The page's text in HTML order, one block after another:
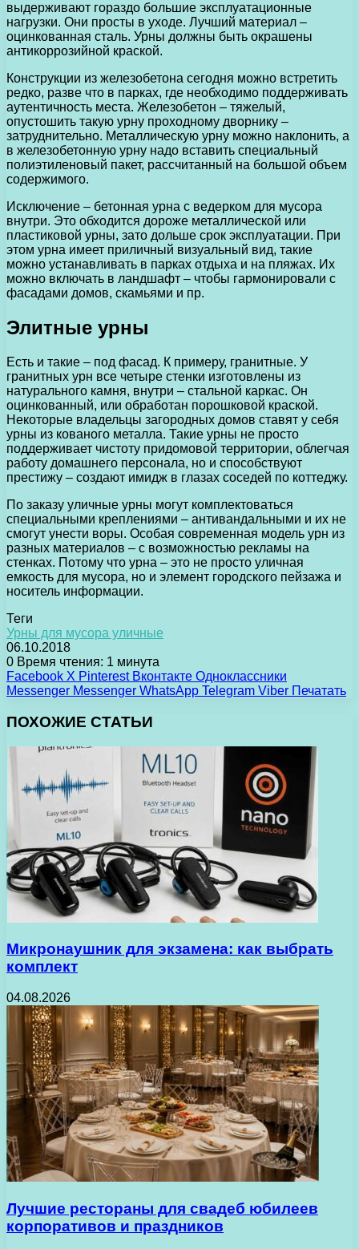
выдерживают гораздо большие эксплуатационные
нагрузки. Они просты в уходе. Лучший материал –
оцинкованная сталь. Урны должны быть окрашены
антикоррозийной краской.
Конструкции из железобетона сегодня можно встретить
редко, разве что в парках, где необходимо поддерживать
аутентичность места. Железобетон – тяжелый,
опустошить такую урну проходному дворнику –
затруднительно. Металлическую урну можно наклонить, а
в железобетонную урну надо вставить специальный
полиэтиленовый пакет, рассчитанный на большой объем
содержимого.
Исключение – бетонная урна с ведерком для мусора
внутри. Это обходится дороже металлической или
пластиковой урны, зато дольше срок эксплуатации. При
этом урна имеет приличный визуальный вид, такие
можно устанавливать в парках отдыха и на пляжах. Их
можно включать в ландшафт – чтобы гармонировали с
фасадами домов, скамьями и пр.
Элитные урны
Есть и такие – под фасад. К примеру, гранитные. У
гранитных урн все четыре стенки изготовлены из
натурального камня, внутри – стальной каркас. Он
оцинкованный, или обработан порошковой краской.
Некоторые владельцы загородных домов ставят у себя
урны из кованого металла. Такие урны не просто
поддерживает чистоту придомовой территории, облегчая
работу домашнего персонала, но и способствуют
престижу – создают имидж в глазах соседей по коттеджу.
По заказу уличные урны могут комплектоваться
специальными креплениями – антивандальными и их не
смогут унести воры. Особая современная модель урн из
разных материалов – с возможностью рекламы на
стенках. Потому что урна – это не просто уличная
емкость для мусора, но и элемент городского пейзажа и
носитель информации.
Теги
Урны для мусора уличные
06.10.2018
0 Время чтения: 1 минута
Facebook X Pinterest Вконтакте Одноклассники
Messenger Messenger WhatsApp Telegram Viber Печатать
ПОХОЖИЕ СТАТЬИ
Микронаушник для экзамена: как выбрать
комплект
04.08.2026
Лучшие рестораны для свадеб юбилеев
корпоративов и праздников